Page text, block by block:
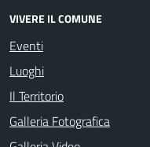
VIVERE IL COMUNE
Eventi
Luoghi
Il Territorio
Galleria Fotografica